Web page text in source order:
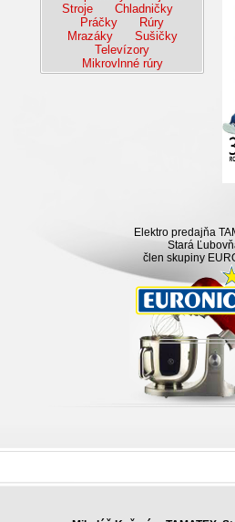
Stroje
Chladničky
Práčky
Rúry
Mrazáky
Sušičky
Televízory
Mikrovlnné rúry
Elektro predajňa
Stará
člen skupiny